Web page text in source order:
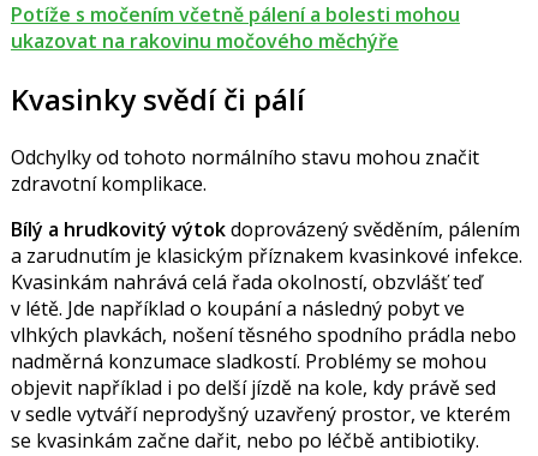
Potíže s močením včetně pálení a bolesti mohou
ukazovat na rakovinu močového měchýře
Kvasinky svědí či pálí
Odchylky od tohoto normálního stavu mohou značit
zdravotní komplikace.
Bílý a hrudkovitý výtokdoprovázený svěděním, pálením
a zarudnutím je klasickým příznakem kvasinkové infekce.
Kvasinkám nahrává celá řada okolností, obzvlášť teď
v létě. Jde například o koupání a následný pobyt ve
vlhkých plavkách, nošení těsného spodního prádla nebo
nadměrná konzumace sladkostí. Problémy se mohou
objevit například i po delší jízdě na kole, kdy právě sed
v sedle vytváří neprodyšný uzavřený prostor, ve kterém
se kvasinkám začne dařit, nebo po léčbě antibiotiky.